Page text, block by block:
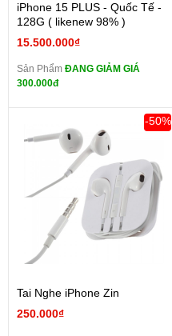
iPhone 15 PLUS - Quốc Tế -
128G ( likenew 98% )
15.500.000₫
Sản Phẩm ĐANG GIẢM GIÁ
300.000đ
Tai Nghe iPhone Zin
250.000₫
-50%